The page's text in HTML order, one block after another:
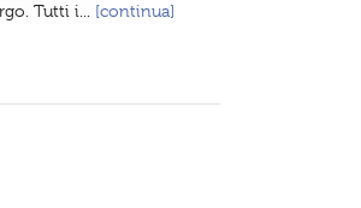
Tutti i... [continua]